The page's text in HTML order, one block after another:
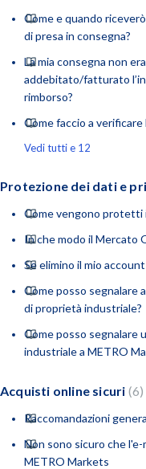
Come e quando
di presa in consegna?
La mia consegna non
addebitato/fatturato
rimborso?
Come faccio a
Vedi tutti e 12
Protezione dei dati e
Come vengono protetti
In che modo il Mercato
Se elimino il mio
Come posso segnalare
di proprietà industriale?
Come posso segnalare
industriale a METRO
Acquisti online sicuri 6
Raccomandazioni
Non sono sicuro che
METRO Markets